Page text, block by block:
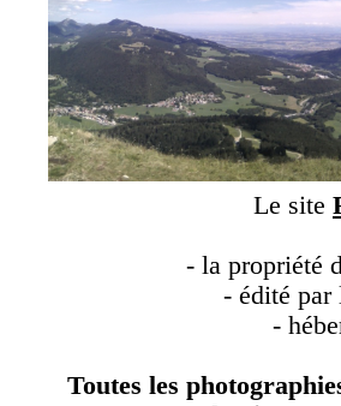
Home Staging
Seconde Vie
Le site
- la propriété
- édité par
-
Toutes les